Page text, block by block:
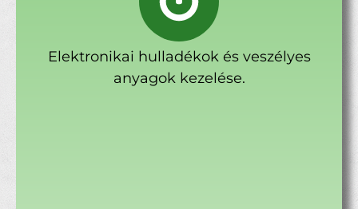
Elektronikai hulladékok és veszélyes
anyagok kezelése.